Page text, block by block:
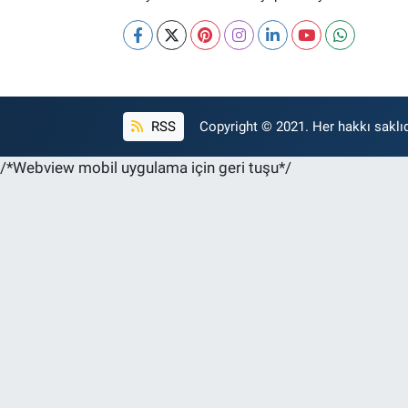
RSS Copyright © 2021. Her hakkı
/*Webview mobil uygulama için geri tuşu*/